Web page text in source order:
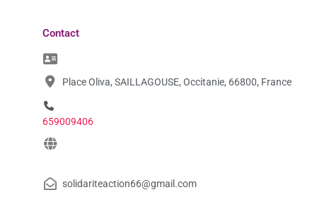
Contact
Place Oliva, SAILLAGOUSE, Occitanie, 66800, France
659009406
solidariteaction66@gmail.com